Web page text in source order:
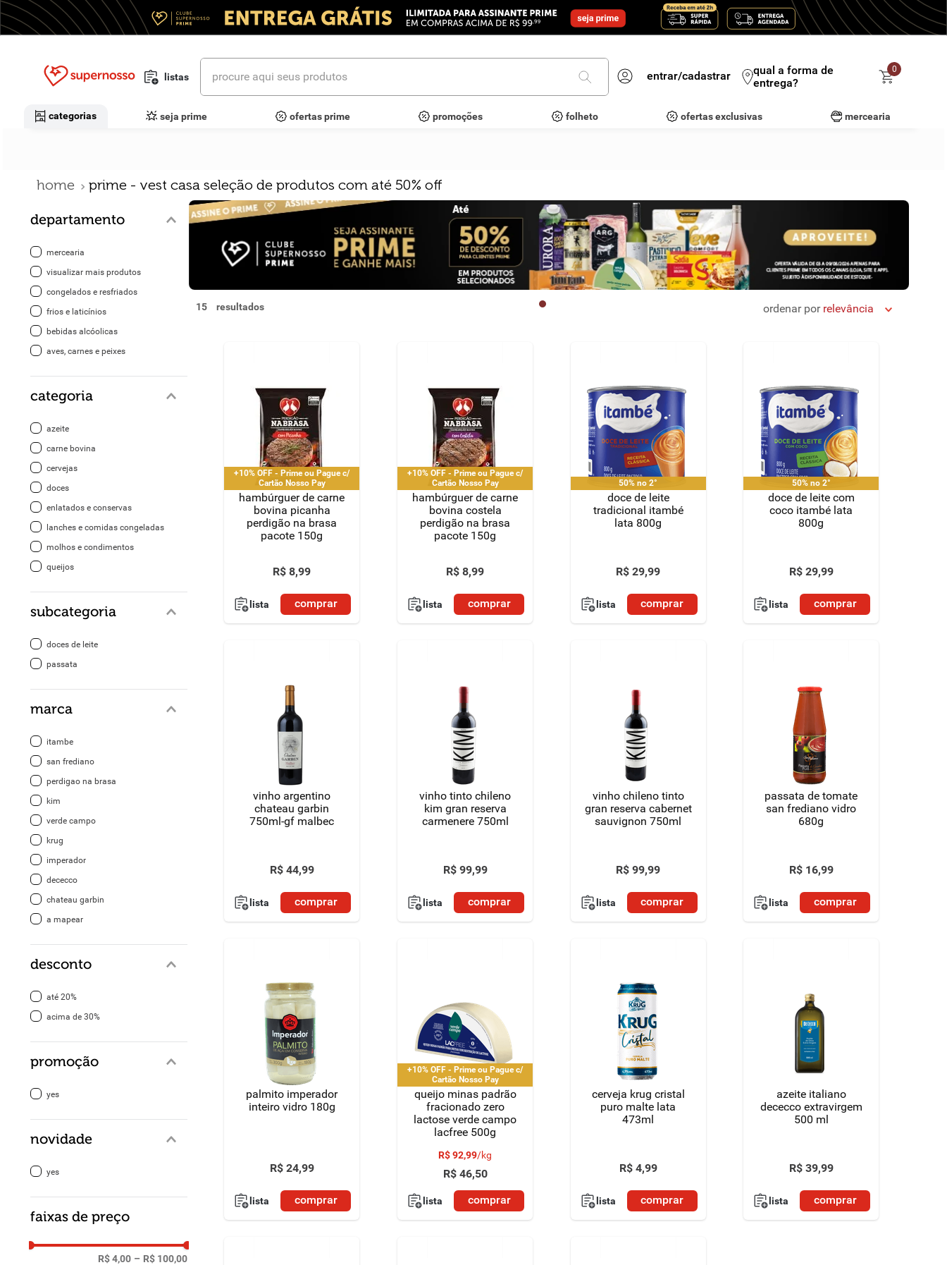
listas
procure aqui seus produtos
entrar/cadastrar
qual a forma de
entrega?
0
categorias seja prime ofertas prime promoções folheto ofertas exclusivas mercearia
prime - vest casa seleção de produtos com até 50% off
departamento
mercearia
visualizar mais produtos
congelados e resfriados
frios e laticínios
bebidas alcóolicas
aves, carnes e peixes
categoria
azeite
carne bovina
cervejas
doces
enlatados e conservas
lanches e comidas congeladas
molhos e condimentos
queijos
subcategoria
doces de leite
passata
marca
itambe
san frediano
perdigao na brasa
kim
verde campo
krug
imperador
dececco
chateau garbin
a mapear
desconto
até 20%
acima de 30%
promoção
yes
novidade
yes
faixas de preço
R$ 4,00 – R$ 100,00
15 ordenar por relevância
+10% OFF - Prime ou Pague c/
Cartão Nosso Pay
hambúrguer de carne
bovina picanha
perdigão na brasa
pacote 150g
R$ 8,99
lista comprar
+10% OFF - Prime ou Pague c/
Cartão Nosso Pay
hambúrguer de carne
bovina costela
perdigão na brasa
pacote 150g
R$ 8,99
lista comprar
50% no 2°
doce de leite
tradicional itambé
lata 800g
R$ 29,99
lista comprar
50% no 2°
doce de leite com
coco itambé lata
800g
R$ 29,99
lista comprar
vinho argentino
chateau garbin
750ml-gf malbec
R$ 44,99
lista comprar
vinho tinto chileno
kim gran reserva
carmenere 750ml
R$ 99,99
lista comprar
vinho chileno tinto
gran reserva cabernet
sauvignon 750ml
R$ 99,99
lista comprar
passata de tomate
san frediano vidro
680g
R$ 16,99
lista comprar
palmito imperador
inteiro vidro 180g
R$ 24,99
lista comprar
+10% OFF - Prime ou Pague c/
Cartão Nosso Pay
queijo minas padrão
fracionado zero
lactose verde campo
lacfree 500g
R$92,99/kg
R$ 46,50
lista comprar
cerveja krug cristal
puro malte lata
473ml
R$ 4,99
lista comprar
azeite italiano
dececco extravirgem
500 ml
R$ 39,99
lista comprar
termos mais buscados
3 º cafe
4º iogurte
vinhos
7º queijo